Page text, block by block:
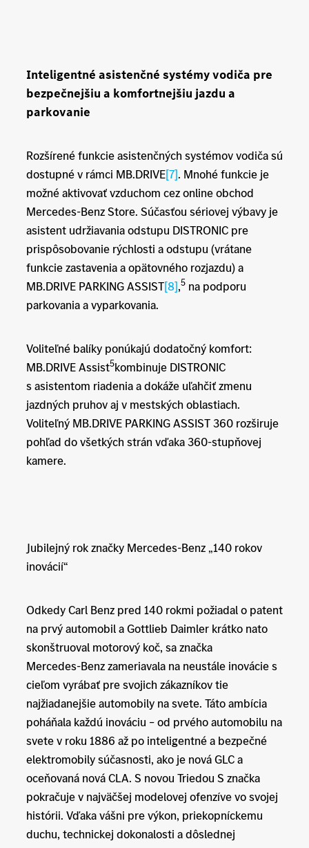
Inteligentné asistenčné systémy vodiča pre
bezpečnejšiu a komfortnejšiu jazdu a
parkovanie
Rozšírené funkcie asistenčných systémov vodiča sú
dostupné v rámci MB.DRIVE[7]. Mnohé funkcie je
možné aktivovať vzduchom cez online obchod
Mercedes-Benz Store. Súčasťou sériovej výbavy je
asistent udržiavania odstupu DISTRONIC pre
prispôsobovanie rýchlosti a odstupu (vrátane
funkcie zastavenia a opätovného rozjazdu) a
MB.DRIVE PARKING ASSIST[8],5na podporu
parkovania a vyparkovania.
Voliteľné balíky ponúkajú dodatočný komfort:
MB.DRIVE Assist5kombinuje DISTRONIC
s asistentom riadenia a dokáže uľahčiť zmenu
jazdných pruhov aj v mestských oblastiach.
Voliteľný MB.DRIVE PARKING ASSIST 360 rozširuje
pohľad do všetkých strán vďaka 360-stupňovej
kamere.
Jubilejný rok značky Mercedes-Benz „140 rokov
inovácií“
Odkedy Carl Benz pred 140 rokmi požiadal o patent
na prvý automobil a Gottlieb Daimler krátko nato
skonštruoval motorový koč, sa značka
Mercedes‑Benz zameriavala na neustále inovácie s
cieľom vyrábať pre svojich zákazníkov tie
najžiadanejšie automobily na svete. Táto ambícia
poháňala každú inováciu – od prvého automobilu na
svete v roku 1886 až po inteligentné a bezpečné
elektromobily súčasnosti, ako je nová GLC a
oceňovaná nová CLA. S novou Triedou S značka
pokračuje v najväčšej modelovej ofenzíve vo svojej
histórii. Vďaka vášni pre výkon, priekopníckemu
duchu, technickej dokonalosti a dôslednej